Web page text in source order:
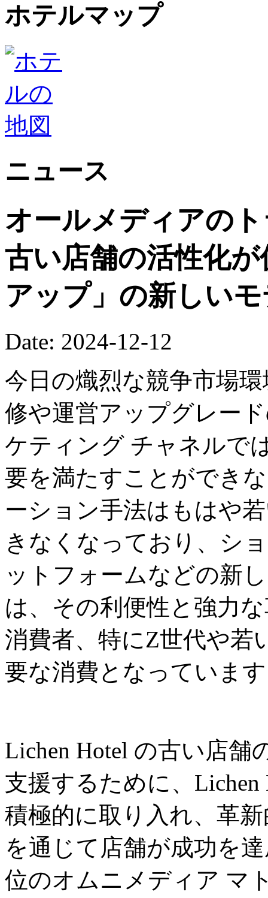
ホテルマップ
ニュース
オールメディアの
古い店舗の活性化
アップ」の新しい
Date: 2024-12-12
今日の熾烈な競争市場
修や運営アップグレー
ケティング チャネルで
要を満たすことができ
ーション手法はもはや
きなくなっており、シ
ットフォームなどの新
は、その利便性と強力
消費者、特にZ世代や若
要な消費となっていま
Lichen Hotel の古い店舗
支援するために、
積極的に取り入れ、革
を通じて店舗が成功を
位のオムニメディア マ